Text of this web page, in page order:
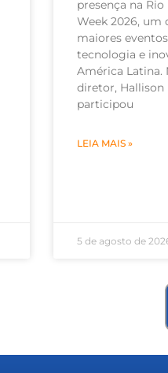
presença na
Week 2026, um
maiores
tecnologia e
América Latina.
diretor, Hallison
participou
LEIA MAIS »
5 de agosto de